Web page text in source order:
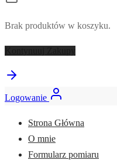
Brak produktów w koszyku.
Logowanie
Strona Główna
O mnie
Formularz pomiaru